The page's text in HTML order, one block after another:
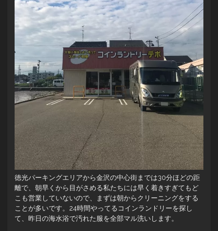
徳光パーキングエリアから金沢の中心街までは30分ほどの距
離で、朝早くから目がさめる私たちには早く着きすぎてもど
こも営業していないので、まずは朝からクリーニングをする
ことが多いです。24時間やってるコインランドリーを探し
て、昨日の海水浴で汚れた服を全部マル洗いします。